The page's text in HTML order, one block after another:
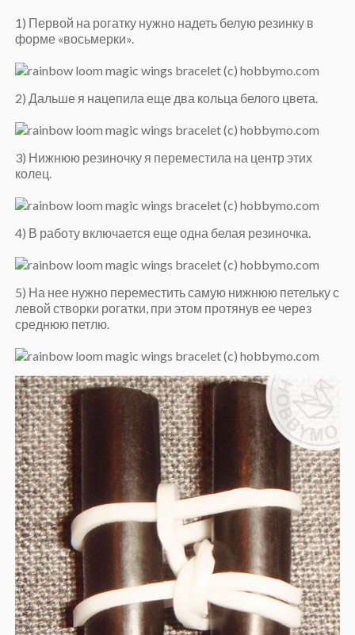
1) Первой на рогатку нужно надеть белую резинку в
форме «восьмерки».
2) Дальше я нацепила еще два кольца белого цвета.
3) Нижнюю резиночку я переместила на центр этих
колец.
4) В работу включается еще одна белая резиночка.
5) На нее нужно переместить самую нижнюю петельку с
левой створки рогатки, при этом протянув ее через
среднюю петлю.